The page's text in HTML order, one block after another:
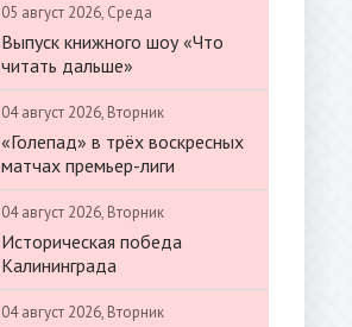
05 август 2026, Среда
Выпуск книжного шоу «Что
читать дальше»
04 август 2026, Вторник
«Голепад» в трёх воскресных
матчах премьер-лиги
04 август 2026, Вторник
Историческая победа
Калининграда
04 август 2026, Вторник